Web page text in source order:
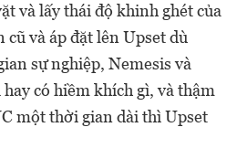
và lấy thái độ khinh ghét của
và áp đặt lên Upset dù
sự nghiệp, Nemesis và
có hiềm khích gì, và thậm
một thời gian dài thì Upset